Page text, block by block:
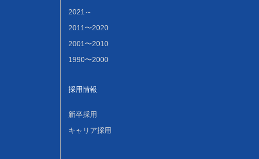
2021～
2011〜2020
2001〜2010
1990〜2000
採用情報
新卒採用
キャリア採用